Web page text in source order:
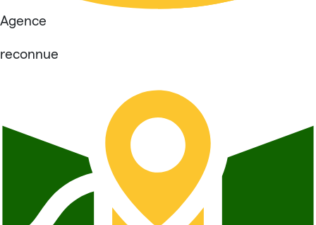
Agence
reconnue